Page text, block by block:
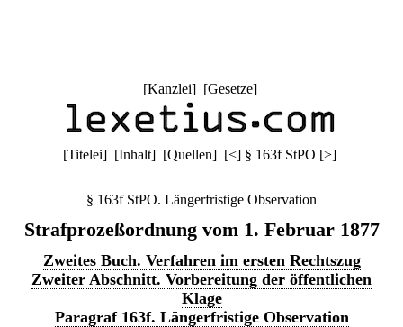
[Kanzlei] [Gesetze]
[Titelei] [Inhalt] [Quellen] [<] § 163f StPO [>]
§ 163f StPO. Längerfristige Observation
Strafprozeßordnung vom 1. Februar 1877
Zweites Buch. Verfahren im ersten Rechtszug
Zweiter Abschnitt. Vorbereitung der öffentlichen
Klage
Paragraf 163f. Längerfristige Observation